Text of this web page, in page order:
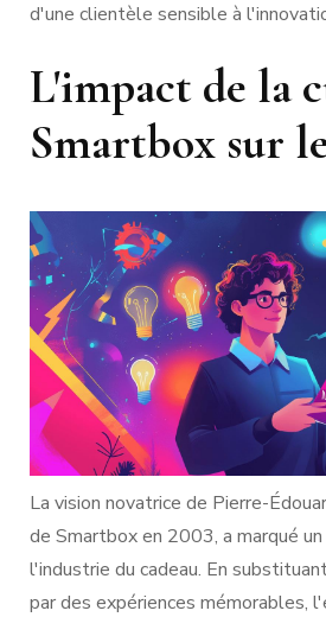
d'une clientèle sensible à
L'impact de la
Smartbox sur
La vision novatrice de Pierre-
de Smartbox en 2003, a marqué
l'industrie du cadeau. En
par des expériences mémorables,